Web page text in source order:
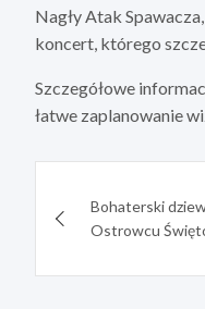
Nagły Atak
koncert, którego
Szczegółowe
łatwe zaplanowanie
wpisuBohaterski
Ostrowcu